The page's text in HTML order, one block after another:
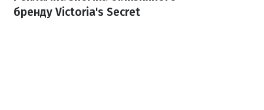
бренду Victoria's Secret